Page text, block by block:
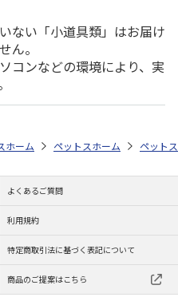
ない「小道具類」はお届け
ん。
コンなどの環境により、実
ドライフード（猫用） マースジャ
トア ペットストアのらくらく定期
ホーム ペットストア ペットス
ホーム ペット
よくあるご質問
利用規約
特定商取引法に基づく表記について
商品のご提案はこちら